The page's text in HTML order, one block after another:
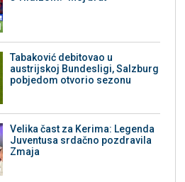
Tabaković debitovao u
austrijskoj Bundesligi, Salzburg
pobjedom otvorio sezonu
Velika čast za Kerima: Legenda
Juventusa srdačno pozdravila
Zmaja